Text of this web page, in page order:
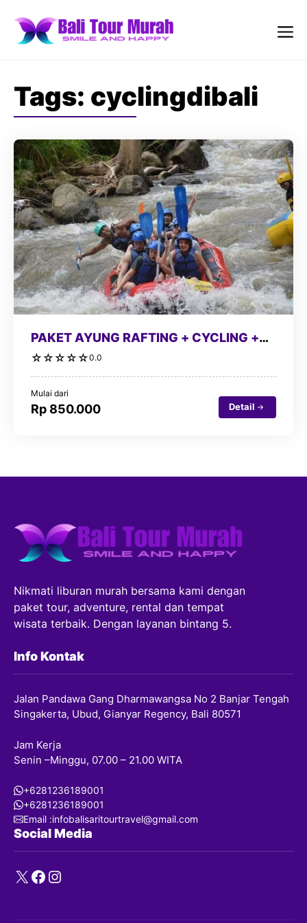
content
Tags: cyclingdibali
PAKET AYUNG RAFTING + CYCLING +
PURA TIRTA EMPUL
☆ ☆ ☆ ☆ ☆0.0
Mulai dari
Rp 850.000 Detail
Nikmati liburan murah bersama kami dengan
paket tour, adventure, rental dan tempat
wisata terbaik. Dengan layanan bintang 5.
Info Kontak
Jalan Pandawa Gang Dharmawangsa No 2 Banjar Tengah
Singakerta, Ubud, Gianyar Regency, Bali 80571
Jam Kerja
Senin –Minggu, 07.00 – 21.00 WITA
+6281236189001
+6281236189001
Email :infobalisaritourtravel@gmail.com
Social Media
X Facebook
Instagram